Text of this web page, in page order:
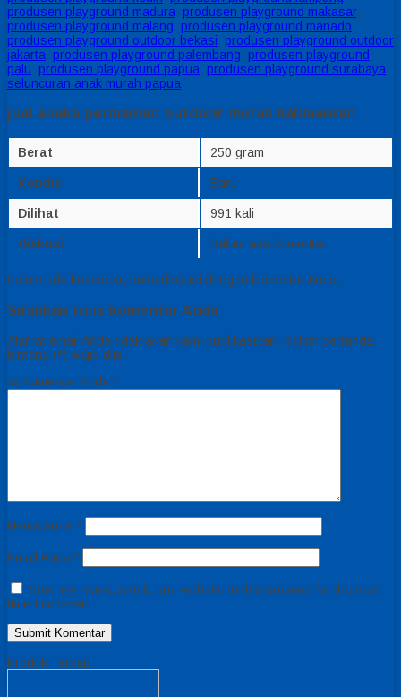
produsen playground madura, produsen playground makasar,
produsen playground malang, produsen playground manado,
produsen playground outdoor bekasi, produsen playground outdoor
jakarta, produsen playground palembang, produsen playground
palu, produsen playground papua, produsen playground surabaya,
seluncuran anak murah papua
jual aneka permainan outdoor murah kalimantan
Berat 250 gram
Kondisi Baru
Dilihat 991 kali
Diskusi Belum ada komentar
Belum ada komentar, buka diskusi dengan komentar Anda.
Silahkan tulis komentar Anda
Alamat email Anda tidak akan kami publikasikan. Kolom bertanda
bintang (*) wajib diisi.
Isi komentar Anda *
Nama Anda *
Email Anda *
Save my name, email, and website in this browser for the next
time I comment.
Produk Terkait